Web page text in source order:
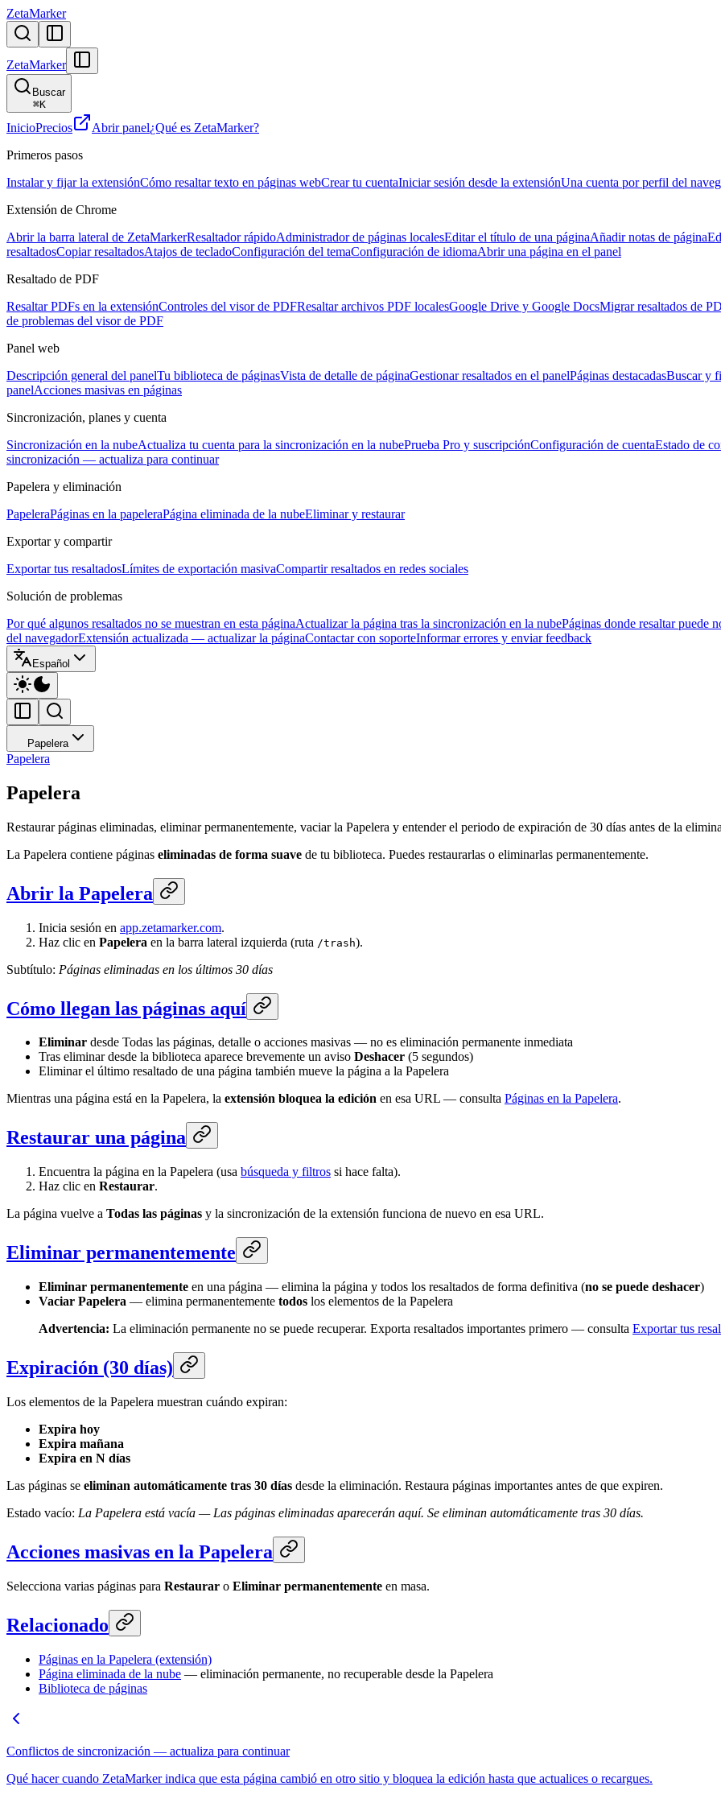
ZetaMarker
ZetaMarker
Buscar
⌘K
InicioPrecios Abrir panel¿Qué es ZetaMarker?
Primeros pasos
Instalar y fijar la extensiónCómo resaltar texto en páginas webCrear tu cuentaIniciar sesión desde la extensiónUna cuenta por perfil del
Extensión de Chrome
Abrir la barra lateral de ZetaMarkerResaltador rápidoAdministrador de páginas localesEditar el título de una páginaAñadir notas de página
resaltadosCopiar resaltadosAtajos de tecladoConfiguración del temaConfiguración de idiomaAbrir una página en el panel
Resaltado de PDF
Resaltar PDFs en la extensiónControles del visor de PDFResaltar archivos PDF localesGoogle Drive y Google DocsMigrar resaltados de
de problemas del visor de PDF
Panel web
Descripción general del panelTu biblioteca de páginasVista de detalle de páginaGestionar resaltados en el panelPáginas destacadasBuscar y
panelAcciones masivas en páginas
Sincronización, planes y cuenta
Sincronización en la nubeActualiza tu cuenta para la sincronización en la nubePrueba Pro y suscripciónConfiguración de cuentaEstado de
sincronización — actualiza para continuar
Papelera y eliminación
PapeleraPáginas en la papeleraPágina eliminada de la nubeEliminar y restaurar
Exportar y compartir
Exportar tus resaltadosLímites de exportación masivaCompartir resaltados en redes sociales
Solución de problemas
Por qué algunos resaltados no se muestran en esta páginaActualizar la página tras la sincronización en la nubePáginas donde resaltar puede
del navegadorExtensión actualizada — actualizar la páginaContactar con soporteInformar errores y enviar feedback
Español
Papelera
Papelera
Papelera
Restaurar páginas eliminadas, eliminar permanentemente, vaciar la Papelera y entender el periodo de expiración de 30 días antes de la
La Papelera contiene páginas eliminadas de forma suave de tu biblioteca. Puedes restaurarlas o eliminarlas permanentemente.
Abrir la Papelera
Inicia sesión en app.zetamarker.com.
Haz clic en Papelera en la barra lateral izquierda (ruta /trash).
Subtítulo: Páginas eliminadas en los últimos 30 días
Cómo llegan las páginas aquí
Eliminar desde Todas las páginas, detalle o acciones masivas — no es eliminación permanente inmediata
Tras eliminar desde la biblioteca aparece brevemente un aviso Deshacer (5 segundos)
Eliminar el último resaltado de una página también mueve la página a la Papelera
Mientras una página está en la Papelera, la extensión bloquea la edición en esa URL — consulta Páginas en la Papelera.
Restaurar una página
Encuentra la página en la Papelera (usa búsqueda y filtros si hace falta).
Haz clic en Restaurar.
La página vuelve a Todas las páginas y la sincronización de la extensión funciona de nuevo en esa URL.
Eliminar permanentemente
Eliminar permanentemente en una página — elimina la página y todos los resaltados de forma definitiva (no se puede deshacer)
Vaciar Papelera — elimina permanentemente todos los elementos de la Papelera
Advertencia: La eliminación permanente no se puede recuperar. Exporta resaltados importantes primero — consulta Exportar tus
Expiración (30 días)
Los elementos de la Papelera muestran cuándo expiran:
Expira hoy
Expira mañana
Expira en N días
Las páginas se eliminan automáticamente tras 30 días desde la eliminación. Restaura páginas importantes antes de que expiren.
Estado vacío: La Papelera está vacía — Las páginas eliminadas aparecerán aquí. Se eliminan automáticamente tras 30 días.
Acciones masivas en la Papelera
Selecciona varias páginas para Restaurar o Eliminar permanentemente en masa.
Relacionado
Páginas en la Papelera (extensión)
Página eliminada de la nube — eliminación permanente, no recuperable desde la Papelera
Biblioteca de páginas
Conflictos de sincronización — actualiza para continuar
Qué hacer cuando ZetaMarker indica que esta página cambió en otro sitio y bloquea la edición hasta que actualices o recargues.